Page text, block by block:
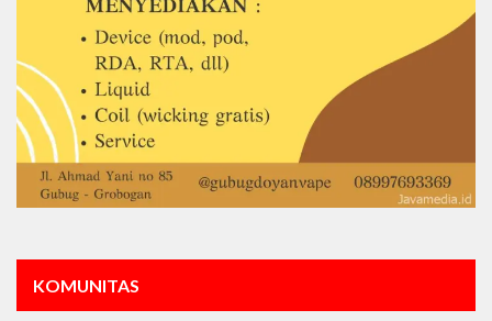
KOMUNITAS